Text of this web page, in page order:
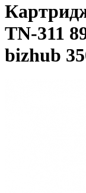
TN-311
bizhub